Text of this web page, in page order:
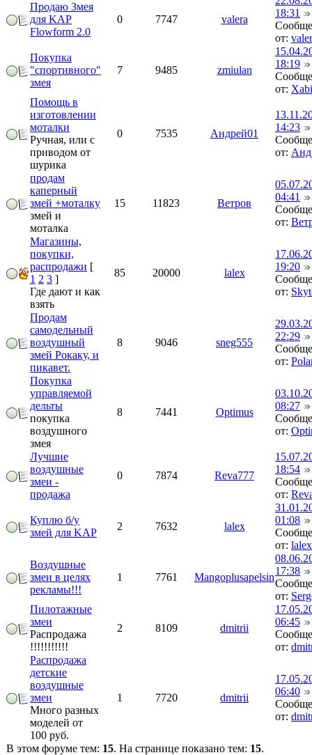
Продаю Змея
для KAP
Flowform 2.0
0 7747 valera
18:31
от:
Покупка
"спортивного"
змея
7 9485 zmiulan
18:19
от:
Помощь в
изготовлении
моталки
Ручная, или с
приводом от
шурика
0 7535 Андрей01
14:23
от:
продам
каперный
змей +моталку
змей и
моталка
15 11823 Ветров
04:41
от:
Магазины,
покупки,
распродажи [
1 2 3 ]
Где дают и как
взять
85 20000 lalex
19:20
от:
Продам
самодельный
воздушный
змей Рокаку, и
пикавет.
8 9046 sneg555
22:29
от:
Покупка
управляемой
дельты
покупка
воздушного
змея
8 7441 Optimus
08:27
от:
Лучшие
воздушные
змеи -
продажа
0 7874 Reva777
18:54
от:
Куплю б/у
змей для KAP
2 7632 lalex
01:08
от: lalex
Воздушные
змеи в целях
рекламы!!!
1 7761 Mangoplusapelsin
17:38
от:
Пилотажные
змеи
Распродажа
!!!!!!!!!!!
2 8109 dmitrii
06:45
от:
Распродажа
детские
воздушные
змеи
Много разных
моделей от
100 руб.
1 7720 dmitrii
06:40
от:
В этом форуме тем: 15. На странице показано тем: 15.